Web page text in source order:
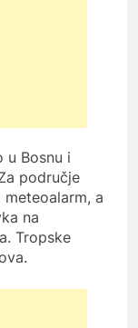
u Bosnu i
područje
a
na
Tropske